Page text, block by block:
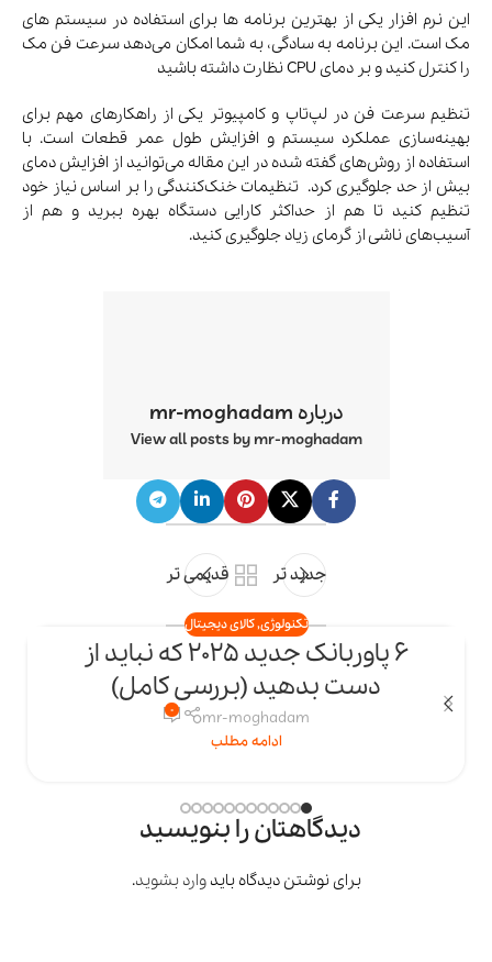
این نرم افزار یکی از بهترین برنامه ها برای استفاده در سیستم های
مک است. این برنامه به سادگی، به شما امکان می‌دهد سرعت فن مک
را کنترل کنید و بر دمای CPU نظارت داشته باشید
تنظیم سرعت فن در لپ‌تاپ و کامپیوتر یکی از راهکارهای مهم برای
بهینه‌سازی عملکرد سیستم و افزایش طول عمر قطعات است. با
استفاده از روش‌های گفته شده در این مقاله می‌توانید از افزایش دمای
بیش از حد جلوگیری کرد. تنظیمات خنک‌کنندگی را بر اساس نیاز خود
تنظیم کنید تا هم از حداکثر کارایی دستگاه بهره ببرید و هم از
آسیب‌های ناشی از گرمای زیاد جلوگیری کنید.
درباره mr-moghadam
View all posts by mr-moghadam
جدید تر قدیمی تر
تکنولوژی,کالای دیجیتال
6 پاوربانک جدید 2025 که نباید از
دست بدهید (بررسی کامل)
mr-moghadam
0
ادامه مطلب
دیدگاهتان را بنویسید
برای نوشتن دیدگاه بایدوارد بشوید.